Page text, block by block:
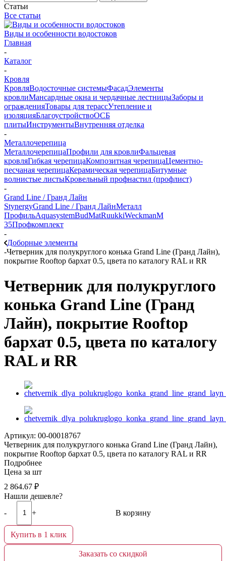
Статьи
Все статьи
Виды и особенности водостоков
Главная
-
Каталог
-
Кровля
КровляВодосточные системыФасадЭлементы
кровлиМансардные окна и чердачные лестницыЗаборы и
огражденияТовары для терассУтепление и
изоляцияБлагоустройствоОСБ
плитыИнструментыВнутренняя отделка
-
Металлочерепица
МеталлочерепицаПрофили для кровлиФальцевая
кровляГибкая черепицаКомпозитная черепицаЦементно-
песчаная черепицаКерамическая черепицаБитумные
волнистые листыКровельный профнастил (профлист)
-
Grand Line / Гранд Лайн
StynergyGrand Line / Гранд ЛайнМеталл
ПрофильAquasystemBudMatRuukkiWeckmanМ
35Профкомплект
-
Доборные элементы
-Четверник для полукруглого конька Grand Line (Гранд Лайн),
покрытие Rooftop бархат 0.5, цвета по каталогу RAL и RR
Четверник для полукруглого
конька Grand Line (Гранд
Лайн), покрытие Rooftop
бархат 0.5, цвета по каталогу
RAL и RR
Артикул: 00-00018767
Четверник для полукруглого конька Grand Line (Гранд Лайн),
покрытие Rooftop бархат 0.5, цвета по каталогу RAL и RR
Подробнее
Цена за шт
2 864.67 ₽
Нашли дешевле?
-
+ В корзину
Купить в 1 клик
Заказать со скидкой